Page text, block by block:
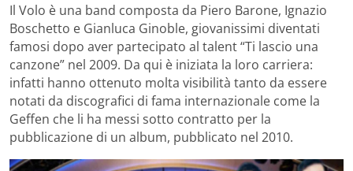
Il Volo è una band composta da Piero Barone, Ignazio
Boschetto e Gianluca Ginoble, giovanissimi diventati
famosi dopo aver partecipato al talent “Ti lascio una
canzone” nel 2009. Da qui è iniziata la loro carriera:
infatti hanno ottenuto molta visibilità tanto da essere
notati da discografici di fama internazionale come la
Geffen che li ha messi sotto contratto per la
pubblicazione di un album, pubblicato nel 2010.